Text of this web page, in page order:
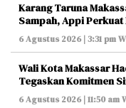
Karang Taruna
Sampah, Appi
6 Agustus 2026 | 3:31 pm
Wali Kota Makassar
Tegaskan Komitmen
6 Agustus 2026 | 11:50 am